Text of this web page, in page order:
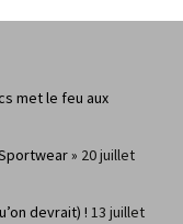
met le feu aux
» 20 juillet
devrait) ! 13 juillet